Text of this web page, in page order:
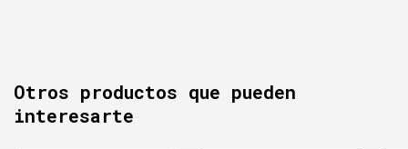
Otros productos que pueden
interesarte